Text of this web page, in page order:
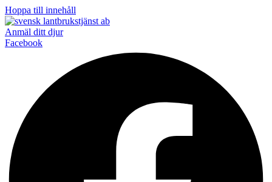
Hoppa till innehåll
Anmäl ditt djur
Facebook